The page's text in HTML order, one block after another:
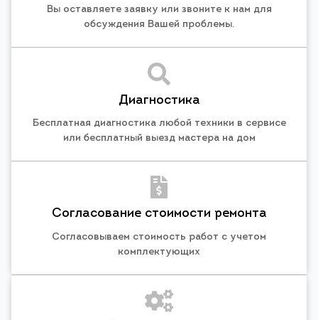
Вы оставляете заявку или звоните к нам для
обсуждения Вашей проблемы.
Диагностика
Бесплатная диагностика любой техники в сервисе
или бесплатный выезд мастера на дом
Согласование стоимости ремонта
Согласовываем стоимость работ с учетом
комплектующих